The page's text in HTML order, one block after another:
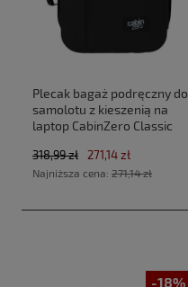
Plecak bagaż podręczny do
samolotu z kieszenią na
laptop CabinZero Classic
Black (40x30x20cm
Ryanair, Wizz Air)
318,99 zł 271,14 zł
Najniższa cena: 271,14 zł
-18%